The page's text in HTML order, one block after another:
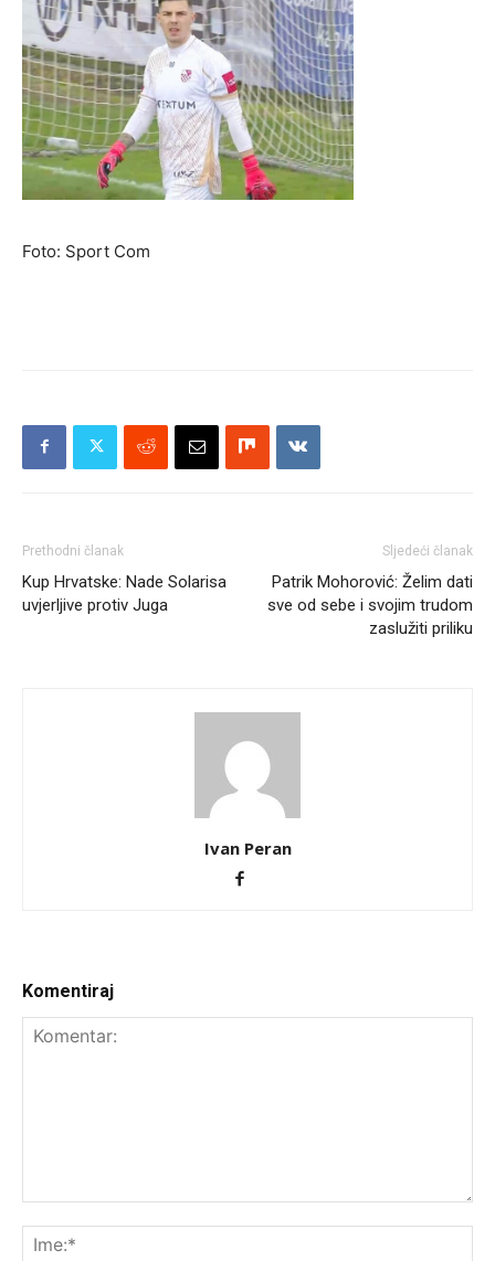
Foto: Sport Com
Prethodni članak
Kup Hrvatske: Nade Solarisa
uvjerljive protiv Juga
Sljedeći članak
Patrik Mohorović: Želim dati
sve od sebe i svojim trudom
zaslužiti priliku
Ivan Peran
Komentiraj